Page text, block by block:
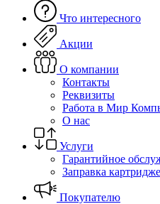
Что интересного
Акции
О компании
Контакты
Реквизиты
Работа в Мир
О нас
Услуги
Гарантийное
Заправка
Покупателю